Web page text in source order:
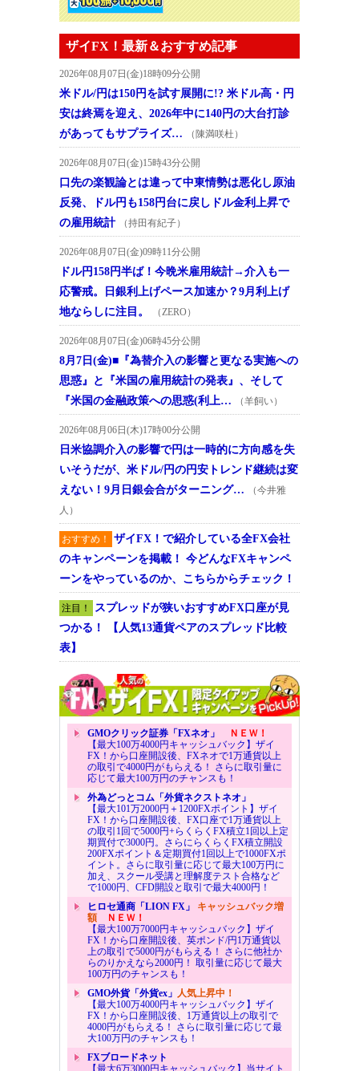
ザイFX！最新＆おすすめ記事
2026年08月07日(金)18時09分公開
米ドル/円は150円を試す展開に!? 米ドル高・円
安は終焉を迎え、2026年中に140円の大台打診
があってもサプライズ…
（陳満咲杜）
2026年08月07日(金)15時43分公開
口先の楽観論とは違って中東情勢は悪化し原油
反発、ドル円も158円台に戻しドル金利上昇で
の雇用統計
（持田有紀子）
2026年08月07日(金)09時11分公開
ドル円158円半ば！今晩米雇用統計→介入も一
応警戒。日銀利上げペース加速か？9月利上げ
地ならしに注目。
（ZERO）
2026年08月07日(金)06時45分公開
8月7日(金)■『為替介入の影響と更なる実施への
思惑』と『米国の雇用統計の発表』、そして
『米国の金融政策への思惑(利上…
（羊飼い）
2026年08月06日(木)17時00分公開
日米協調介入の影響で円は一時的に方向感を失
いそうだが、米ドル/円の円安トレンド継続は変
えない！9月日銀会合がターニング…
（今井雅
人）
おすすめ！
ザイFX！で紹介している全FX会社
のキャンペーンを掲載！ 今どんなFXキャンペ
ーンをやっているのか、こちらからチェック！
注目！
スプレッドが狭いおすすめFX口座が見
つかる！ 【人気13通貨ペアのスプレッド比較
表】
GMOクリック証券「FXネオ」
ＮＥＷ！
【最大100万4000円キャッシュバック】ザイ
FX！から口座開設後、FXネオで1万通貨以上
の取引で4000円がもらえる！ さらに取引量に
応じて最大100万円のチャンスも！
外為どっとコム「外貨ネクストネオ」
【最大101万2000円＋1200FXポイント】ザイ
FX！から口座開設後、FX口座で1万通貨以上
の取引1回で5000円+らくらくFX積立1回以上定
期買付で3000円。さらにらくらくFX積立開設
200FXポイント＆定期買付1回以上で1000FXポ
イント。さらに取引量に応じて最大100万円に
加え、スクール受講と理解度テスト合格など
で1000円、CFD開設と取引で最大4000円！
ヒロセ通商「LION FX」 キャッシュバック増
額ＮＥＷ！
【最大100万7000円キャッシュバック】ザイ
FX！から口座開設後、英ポンド/円1万通貨以
上の取引で5000円がもらえる！ さらに他社か
らのりかえなら2000円！ 取引量に応じて最大
100万円のチャンスも！
GMO外貨「外貨ex」 人気上昇中！
【最大100万4000円キャッシュバック】ザイ
FX！から口座開設後、1万通貨以上の取引で
4000円がもらえる！ さらに取引量に応じて最
大100万円のチャンスも！
FXブロードネット
【最大6万3000円キャッシュバック】当サイト